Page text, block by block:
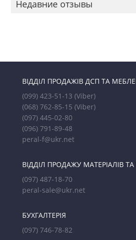
Недавние отзывы
ВІДДІЛ ПРОДАЖІВ ДСП ТА
(099) 423-51-13 (Viber)
(068) 762-85-15 (Viber)
(097) 445-02-80
(096) 791-89-48
peral-f@ukr.net
ВІДДІЛ ПРОДАЖУ МАТЕРІАЛІВ
(097) 487-18-70
peral-sale@ukr.net
БУХГАЛТЕРІЯ
(097) 746-78-82